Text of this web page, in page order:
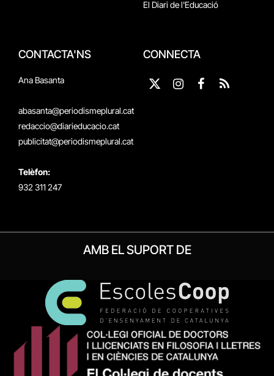
El Diari de l'Educació
CONTACTA'NS
Ana Basanta
abasanta@periodismeplural.cat
redaccio@diarieducacio.cat
publicitat@periodismeplural.cat
Telèfon:
932 311 247
CONNECTA
X
Instagram
Facebook
RSS
AMB EL SUPORT DE